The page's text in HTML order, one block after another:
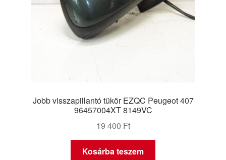
Jobb visszapillantó tükör EZQC Peugeot 407
96457004XT 8149VC
19 400 Ft
Kosárba teszem